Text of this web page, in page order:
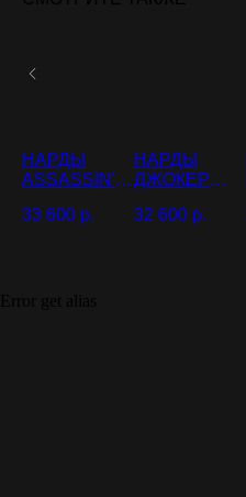
НАРДЫ
ASSASSIN'S
33 600 р.
НАРДЫ
ДЖОКЕР
32 600 р.